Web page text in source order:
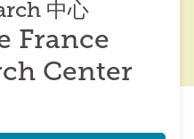
中心
France
Center